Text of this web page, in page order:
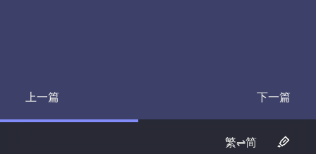
上一篇
Transcript 下一篇
Transcript
繁⇌简